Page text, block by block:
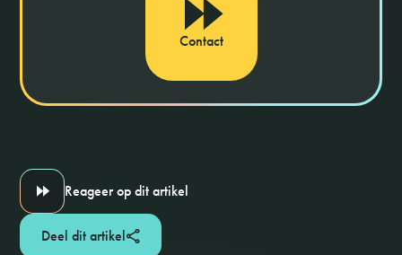
Contact
Reageer op dit artikel
Deel dit artikel